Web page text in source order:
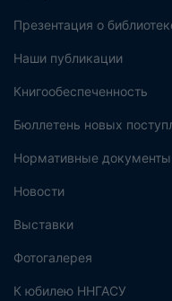
Презентация о
Наши публикации
Книгообеспеченность
Бюллетень новых
Нормативные документы
Новости
Выставки
Фотогалерея
К юбилею ННГАСУ